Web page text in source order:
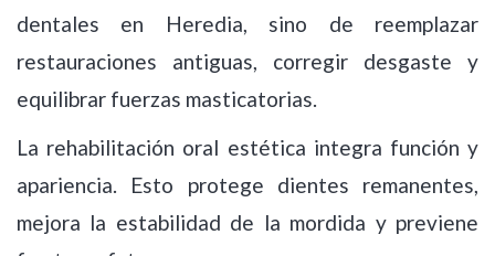
dentales en Heredia, sino de reemplazar
restauraciones antiguas, corregir desgaste y
equilibrar fuerzas masticatorias.
La rehabilitación oral estética integra función y
apariencia. Esto protege dientes remanentes,
mejora la estabilidad de la mordida y previene